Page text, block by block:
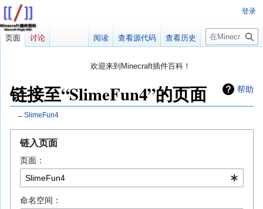
欢迎来到Minecraft插件百科！
带您快速熟悉百科编辑！
因近日遭受攻击，百科现已限制编辑，有意编辑请加入插件百科企
帮助
链接至“SlimeFun4”的页面
←SlimeFun4
链入页面
页面：
命名空间：
登录
页面 讨论 阅读 查看源代码 查看历史
搜
索